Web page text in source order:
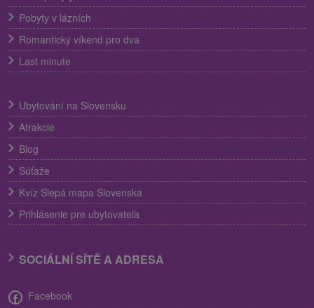
Pobyty v lázních
Romantický víkend pro dva
Last minute
Ubytování na Slovensku
Atrakcie
Blog
Súťaže
Kvíz Slepá mapa Slovenska
Prihlásenie pre ubytovateľa
SOCIÁLNÍ SÍTĚ A ADRESA
Facebook